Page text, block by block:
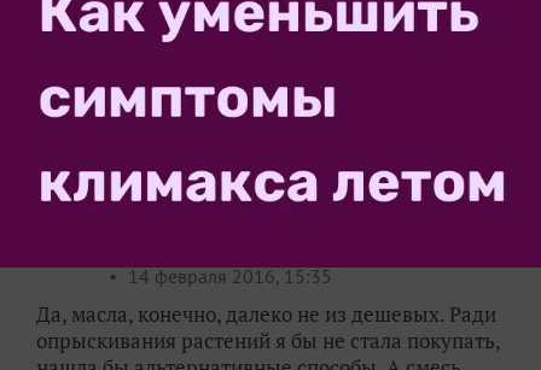
чайного дерева и лаванды эффективны от тли и
гусениц. Но специально их покупать — я думаю, это
пишут.
14 февраля 2016, 15:35
Да, масла, конечно, далеко не из дешевых. Ради
опрыскивания растений я бы не стала покупать,